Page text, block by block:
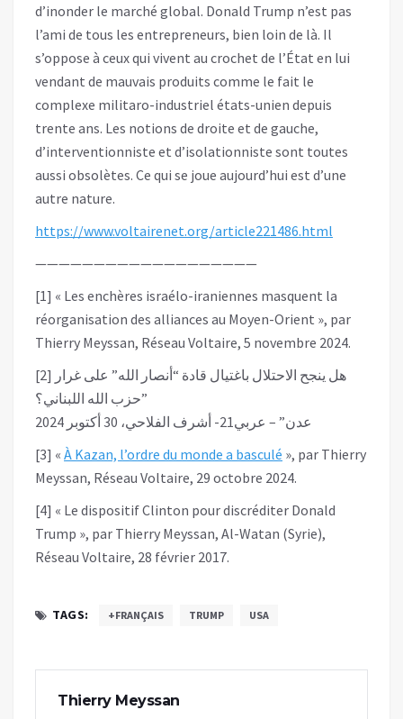
d’inonder le marché global. Donald Trump n’est pas
l’ami de tous les entrepreneurs, bien loin de là. Il
s’oppose à ceux qui vivent au crochet de l’État en lui
vendant de mauvais produits comme le fait le
complexe militaro-industriel états-unien depuis
trente ans. Les notions de droite et de gauche,
d’interventionniste et d’isolationniste sont toutes
aussi obsolètes. Ce qui se joue aujourd’hui est d’une
autre nature.
https://www.voltairenet.org/article221486.html
———————————————————
[1] « Les enchères israélo-iraniennes masquent la
réorganisation des alliances au Moyen-Orient », par
Thierry Meyssan, Réseau Voltaire, 5 novembre 2024.
[2] هل ينجح الاحتلال باغتيال قادة “أنصار الله” على غرار
حزب الله اللبناني؟”
عدن” – عربي21- أشرف الفلاحي، 30 أكتوبر 2024
[3] « À Kazan, l’ordre du monde a basculé », par Thierry
Meyssan, Réseau Voltaire, 29 octobre 2024.
[4] « Le dispositif Clinton pour discréditer Donald
Trump », par Thierry Meyssan, Al-Watan (Syrie),
Réseau Voltaire, 28 février 2017.
TAGS: +FRANÇAIS TRUMP USA
Thierry Meyssan